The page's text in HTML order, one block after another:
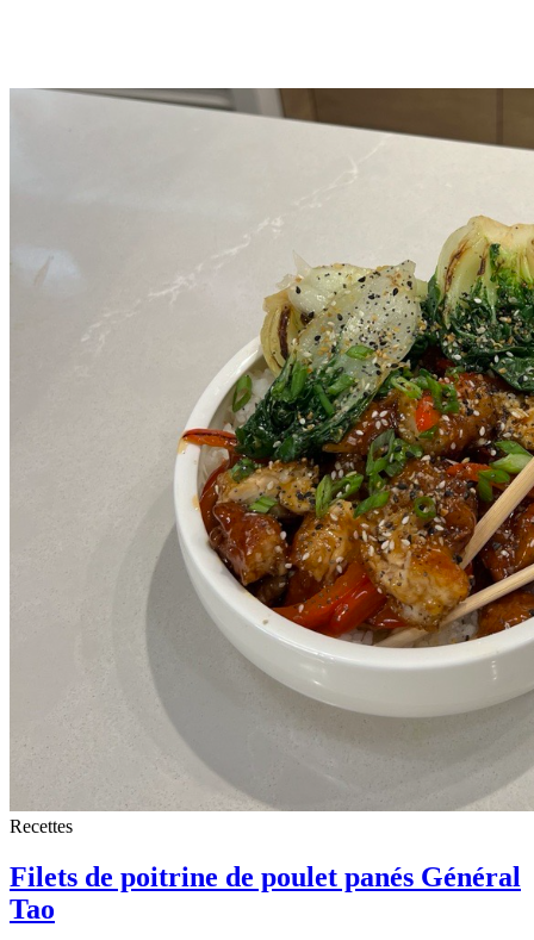
Recettes
Filets de poitrine de poulet panés Général
Tao